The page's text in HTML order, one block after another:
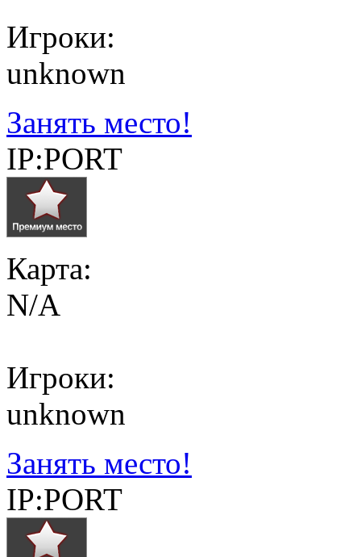
Игроки:
unknown
Занять место!
IP:PORT
Карта:
N/A
Игроки:
unknown
Занять место!
IP:PORT